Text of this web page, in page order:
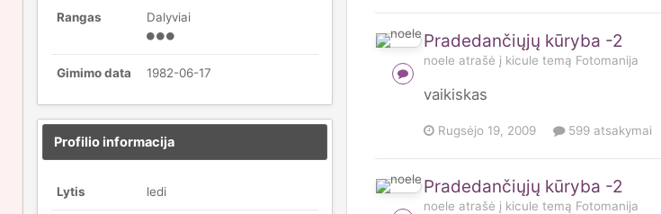
Rangas Dalyviai
Gimimo data 1982-06-17
Profilio informacija
Lytis ledi
Pradedančiųjų kūryba -2
noele atrašė į kicule temą Fotomanija
vaikiskas
Rugsėjo 19, 2009 599 atsakymai
Pradedančiųjų kūryba -2
noele atrašė į kicule temą Fotomanija